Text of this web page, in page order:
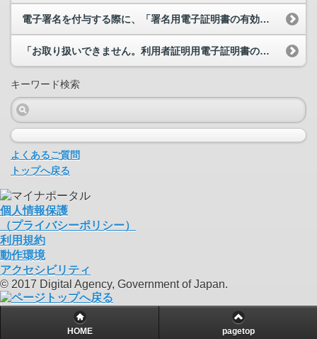
電子署名を付与する際に、「署名用電子証明書の有効期限が過ぎています。市区町村の窓口で電子証明書...
「お取り扱いできません。利用者証明用電子証明書の有効期限が切れています。 お住まいの市区町村...
キーワード検索
よくあるご質問
トップへ戻る
個人情報保護
（プライバシーポリシー）
利用規約
動作環境
アクセシビリティ
© 2017 Digital Agency, Government of Japan.
HOME pagetop